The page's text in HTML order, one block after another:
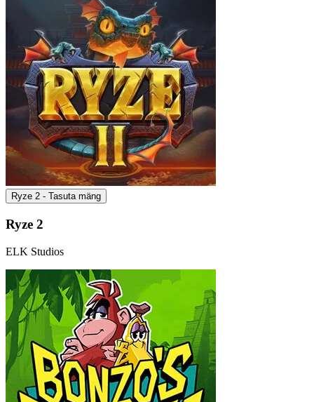
Ryze 2 - Tasuta mäng
Ryze 2
ELK Studios